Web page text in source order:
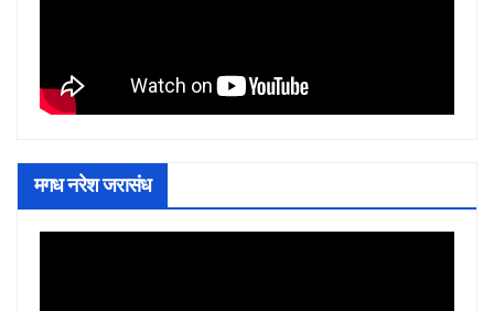
मगध नरेश जरासंध